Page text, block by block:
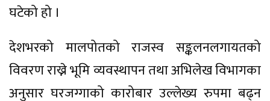
घटेको हो ।
देशभरको मालपोतको राजस्व सङ्कलनलगायतको
विवरण राख्ने भूमि व्यवस्थापन तथा अभिलेख विभागका
अनुसार घरजग्गाको कारोबार उल्लेख्य रुपमा बढ्न